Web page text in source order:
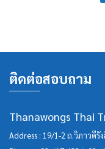
ติดต่อสอบถาม
Thanawongs Thai
Address : 19/1-2 ถ.วิภาวดีรั